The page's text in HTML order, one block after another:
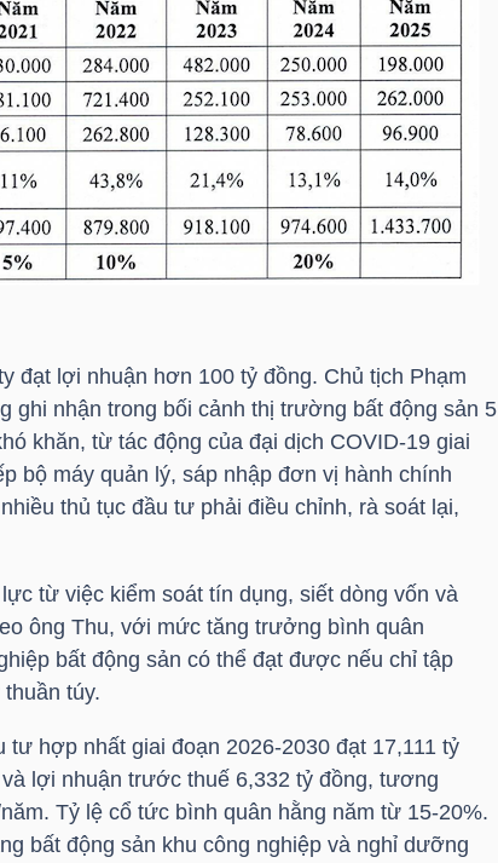
đạt lợi nhuận hơn 100 tỷ đồng. Chủ tịch Phạm
ghi nhận trong bối cảnh thị trường bất động sản 5
khăn, từ tác động của đại dịch COVID-19 giai
bộ máy quản lý, sáp nhập đơn vị hành chính
thủ tục đầu tư phải điều chỉnh, rà soát lại,
từ việc kiểm soát tín dụng, siết dòng vốn và
ông Thu, với mức tăng trưởng bình quân
bất động sản có thể đạt được nếu chỉ tập
túy.
hợp nhất giai đoạn 2026-2030 đạt 17,111 tỷ
lợi nhuận trước thuế 6,332 tỷ đồng, tương
Tỷ lệ cổ tức bình quân hằng năm từ 15-20%.
bất động sản khu công nghiệp và nghỉ dưỡng